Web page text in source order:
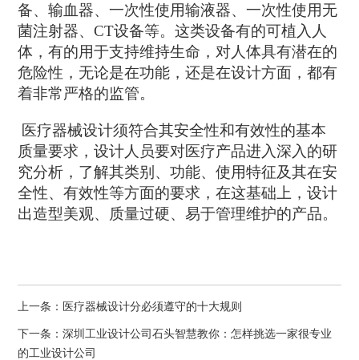
备、输血器、一次性使用输液器、一次性使用无
菌注射器、CT设备等。这类设备有的可植入人
体，有的用于支持维持生命，对人体具有潜在的
危险性，无论是在功能，还是在设计方面，都有
着非常严格的监管。
医疗器械设计须符合其安全性和有效性的基本
质量要求，设计人员要对医疗产品进入深入的研
究分析，了解其类别、功能、使用特征及其在安
全性、有效性等方面的要求，在这基础上，设计
出造型美观、质量过硬、易于管理维护的产品。
上一条： 医疗器械设计分必须遵守的十大规则
下一条：深圳工业设计公司石头智慧教你：怎样挑选一家很专业
的工业设计公司